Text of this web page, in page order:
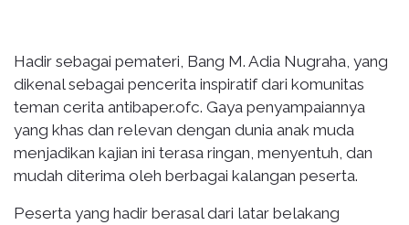
Hadir sebagai pemateri, Bang M. Adia Nugraha, yang
dikenal sebagai pencerita inspiratif dari komunitas
teman cerita antibaper.ofc. Gaya penyampaiannya
yang khas dan relevan dengan dunia anak muda
menjadikan kajian ini terasa ringan, menyentuh, dan
mudah diterima oleh berbagai kalangan peserta.
Peserta yang hadir berasal dari latar belakang